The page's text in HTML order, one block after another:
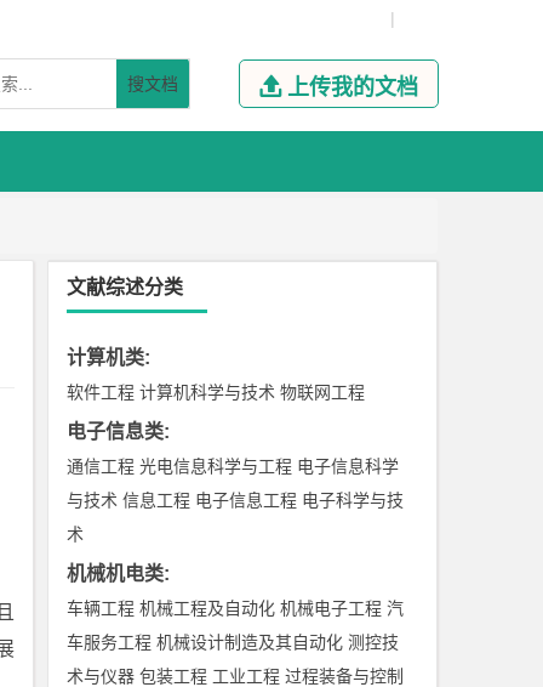
|
搜文档  上传我的文档
文献综述分类
计算机类:
软件工程 计算机科学与技术 物联网工程
电子信息类:
通信工程 光电信息科学与工程 电子信息科学
与技术 信息工程 电子信息工程 电子科学与技
术
机械机电类:
车辆工程 机械工程及自动化 机械电子工程 汽
车服务工程 机械设计制造及其自动化 测控技
术与仪器 包装工程 工业工程 过程装备与控制